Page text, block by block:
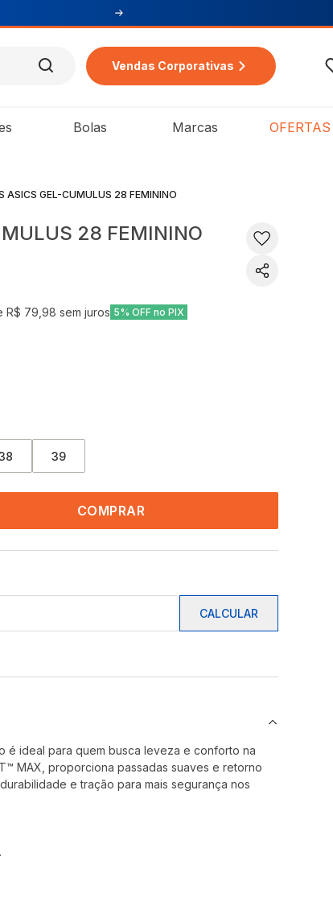
Vendas Corporativas
Bolas Marcas OFERTAS
ASICS GEL-CUMULUS 28 FEMININO
28 FEMININO
R$ 79,98 sem juros 5% OFF no PIX
39
COMPRAR
CALCULAR
é ideal para quem busca leveza e conforto na
MAX, proporciona passadas suaves e retorno
e tração para mais segurança nos